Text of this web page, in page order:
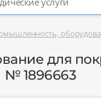
для
№ 1896663